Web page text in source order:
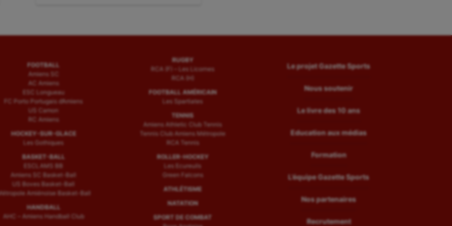
FOOTBALL
Amiens SC
AC Amiens
ESC Longueau
FC Porto Portugais d’Amiens
US Camon
RC Amiens
HOCKEY-SUR-GLACE
Les Gothiques
BASKET-BALL
ESCLAMS BB
Amiens SC Basket-Ball
US Boves Basket-Ball
Amiénoise Basket-Ball
HANDBALL
AHC – Amiens Handball Club
RUGBY
RCA (F) – Les Licornes
RCA (H)
FOOTBALL AMÉRICAIN
Les Spartiates
TENNIS
Amiens Athletic Club Tennis
Tennis Club Amiens Métropole
RCA Tennis
ROLLER-HOCKEY
Les Ecureuils
Green Falcons
ATHLÉTISME
NATATION
SPORT DE COMBAT
Le projet Gazette Sports
Nous soutenir
Le livre des 10 ans
Education aux médias
Formation
L’équipe Gazette Sports
Nos partenaires
Recrutement